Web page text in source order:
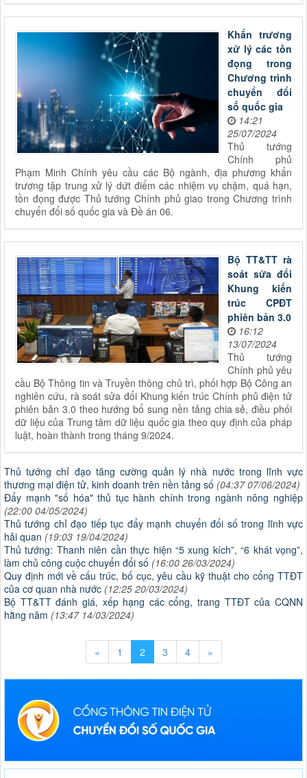
Khẩn trương
xử lý các tồn
đọng trong
Chương trình
chuyển đổi
số quốc gia
14:21
25/07/2024
Thủ tướng
Chính phủ
Phạm Minh Chính yêu cầu các Bộ ngành, địa phương khẩn
trương tập trung xử lý dứt điểm các nhiệm vụ chậm, quá hạn,
tồn đọng được Thủ tướng Chính phủ giao trong Chương trình
chuyển đổi số quốc gia và Đề án 06.
Bộ TT&TT rà
soát sửa đổi
Khung kiến
trúc CPĐT
phiên bản 3.0
16:12
13/07/2024
Thủ tướng
Chính phủ yêu
cầu Bộ Thông tin và Truyền thông chủ trì, phối hợp Bộ Công an
nghiên cứu, rà soát sửa đổi Khung kiến trúc Chính phủ điện tử
phiên bản 3.0 theo hướng bổ sung nền tảng chia sẻ, điều phối
dữ liệu của Trung tâm dữ liệu quốc gia theo quy định của pháp
luật, hoàn thành trong tháng 9/2024.
Thủ tướng chỉ đạo tăng cường quản lý nhà nước trong lĩnh vực
thương mại điện tử, kinh doanh trên nền tảng số (04:37 07/06/2024)
Đẩy mạnh "số hóa" thủ tục hành chính trong ngành nông nghiệp
(22:00 04/05/2024)
Thủ tướng chỉ đạo tiếp tục đẩy mạnh chuyển đổi số trong lĩnh vực
hải quan (19:03 19/04/2024)
Thủ tướng: Thanh niên cần thực hiện “5 xung kích”, “6 khát vọng”,
làm chủ công cuộc chuyển đổi số (16:00 26/03/2024)
Quy định mới về cấu trúc, bố cục, yêu cầu kỹ thuật cho cổng TTĐT
của cơ quan nhà nước (12:25 20/03/2024)
Bộ TT&TT đánh giá, xếp hạng các cổng, trang TTĐT của CQNN
hằng năm (13:47 14/03/2024)
« 1 2 3 4 »